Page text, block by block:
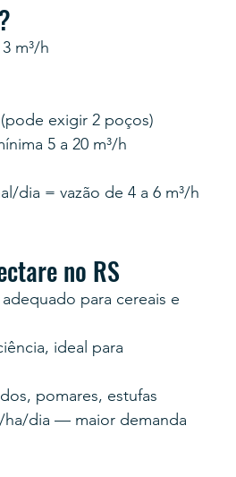
m³/h
exigir 2 poços)
5 a 20 m³/h
dia = vazão de 4 a 6 m³/h
no RS
para cereais e
ideal para
pomares, estufas
ha/dia — maior demanda